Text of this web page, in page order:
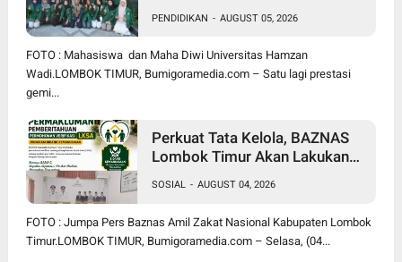
Harumkan NTB di Tingkat
Nasional
PENDIDIKAN - AUGUST 05, 2026
FOTO : Mahasiswa dan Maha Diwi Universitas Hamzan
Wadi.LOMBOK TIMUR, Bumigoramedia.com – Satu lagi prestasi
gemi...
Perkuat Tata Kelola, BAZNAS
Lombok Timur Akan Lakukan
Lembaga Kesejahteraan Sosial
Anak
SOSIAL - AUGUST 04, 2026
FOTO : Jumpa Pers Baznas Amil Zakat Nasional Kabupaten Lombok
Timur.LOMBOK TIMUR, Bumigoramedia.com – Selasa, (04...